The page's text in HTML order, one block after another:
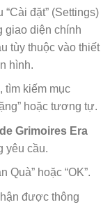
đặt” (Settings)
giao diện chính
tùy thuộc vào thiết
hình.
tìm kiếm mục
hoặc tương tự.
Grimoires Era
yêu cầu.
Quà” hoặc “OK”.
được thông